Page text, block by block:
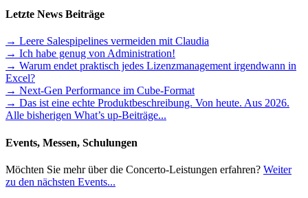
Letzte News Beiträge
→ Leere Salespipelines vermeiden mit Claudia
→ Ich habe genug von Administration!
→ Warum endet praktisch jedes Lizenzmanagement irgendwann in
Excel?
→ Next-Gen Performance im Cube-Format
→ Das ist eine echte Produktbeschreibung. Von heute. Aus 2026.
Alle bisherigen What’s up-Beiträge...
Events, Messen, Schulungen
Möchten Sie mehr über die Concerto-Leistungen erfahren? Weiter
zu den nächsten Events...